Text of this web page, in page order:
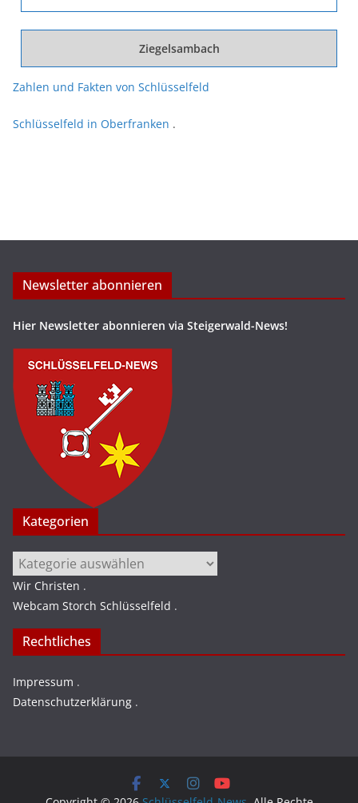
Ziegelsambach
Zahlen und Fakten von Schlüsselfeld
Schlüsselfeld in Oberfranken .
Newsletter abonnieren
Hier Newsletter abonnieren via Steigerwald-News!
Kategorien
Kategorien
Wir Christen .
Webcam Storch Schlüsselfeld .
Rechtliches
Impressum .
Datenschutzerklärung .